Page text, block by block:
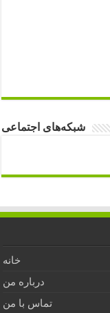
شبکه‌های اجتماعی
خانه
درباره من
تماس با من